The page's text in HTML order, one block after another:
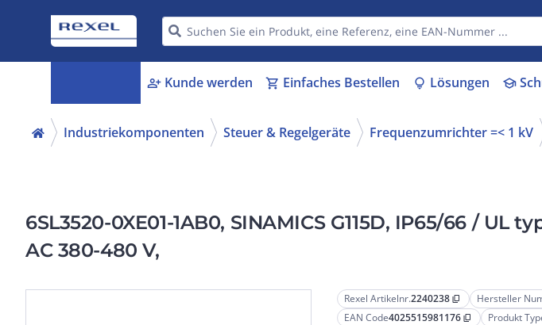
person_add Kunde werden shopping_cart Einfaches Bestellen lightbulb Lösungen school
Industriekomponenten Steuer & Regelgeräte Frequenzumrichter =< 1 kV
6SL3520-0XE01-1AB0, SINAMICS G115D, IP65/66 / UL
AC 380-480 V,
Rexel Artikelnr.2240238 content_copy Hersteller
EAN Code4025515981176 content_copy Produkt